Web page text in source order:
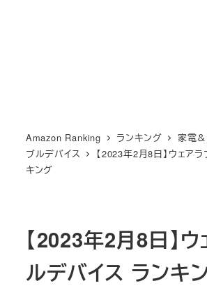
Amazon Ranking ランキング 家電
ブルデバイス
【2023年2月8日】ウェア
キング
【2023年2月8日】
ルデバイス ランキ